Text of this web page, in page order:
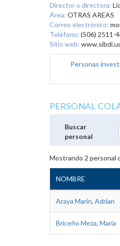
Director o directora:
Área: OTRAS AREAS
Correo electrónico:
Teléfono: (506) 2511-
Sitio web:
Personas
PERSONAL
Buscar
personal
Mostrando 2 personal
NOMBRE
Araya Marin, Adrian
Briceño Meza, Maria